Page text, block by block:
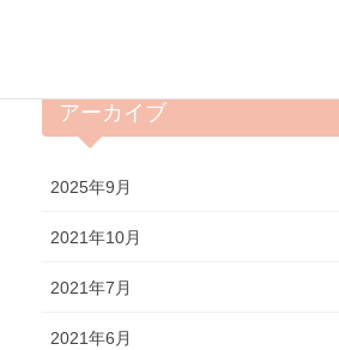
アーカイブ
2025年9月
2021年10月
2021年7月
2021年6月